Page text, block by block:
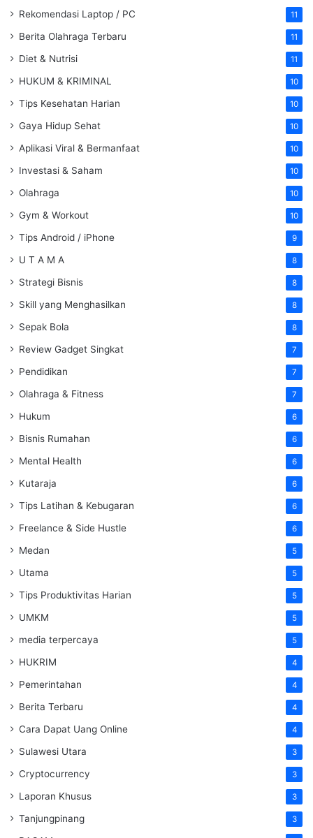
Rekomendasi Laptop / PC 11
Berita Olahraga Terbaru 11
Diet & Nutrisi 11
HUKUM & KRIMINAL 10
Tips Kesehatan Harian 10
Gaya Hidup Sehat 10
Aplikasi Viral & Bermanfaat 10
Investasi & Saham 10
Olahraga 10
Gym & Workout 10
Tips Android / iPhone 9
U T A M A 8
Strategi Bisnis 8
Skill yang Menghasilkan 8
Sepak Bola 8
Review Gadget Singkat 7
Pendidikan 7
Olahraga & Fitness 7
Hukum 6
Bisnis Rumahan 6
Mental Health 6
Kutaraja 6
Tips Latihan & Kebugaran 6
Freelance & Side Hustle 6
Medan 5
Utama 5
Tips Produktivitas Harian 5
UMKM 5
media terpercaya 5
HUKRIM 4
Pemerintahan 4
Berita Terbaru 4
Cara Dapat Uang Online 4
Sulawesi Utara 3
Cryptocurrency 3
Laporan Khusus 3
Tanjungpinang 3